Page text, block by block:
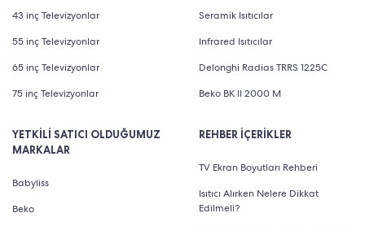
43 inç Televizyonlar
55 inç Televizyonlar
65 inç Televizyonlar
75 inç Televizyonlar
YETKİLİ SATICI OLDUĞUMUZ
MARKALAR
Babyliss
Beko
Seramik Isıtıcılar
Infrared Isıtıcılar
Delonghi Radias TRRS 1225C
Beko BK II 2000 M
REHBER İÇERİKLER
TV Ekran Boyutları Rehberi
Isıtıcı Alırken Nelere Dikkat
Edilmeli?